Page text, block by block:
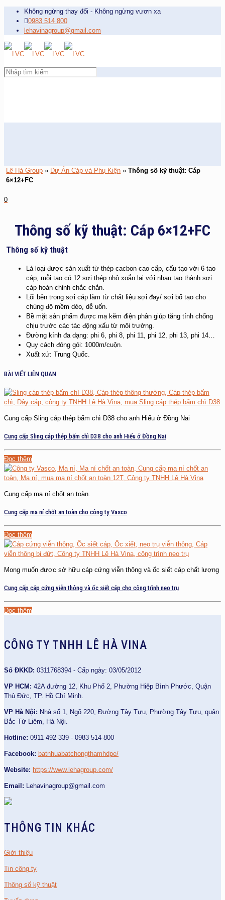
Không ngừng thay đổi - Không ngừng vươn xa
0983 514 800
lehavinagroup@gmail.com
Lê Hà Group » Dự Án Cáp và Phụ Kiện »Thông số kỹ thuật: Cáp
6×12+FC
0
Thông số kỹ thuật: Cáp 6×12+FC
Thông số kỹ thuật
Là loại được sản xuất từ thép cacbon cao cấp, cấu tạo với 6 tao
cáp, mỗi tao có 12 sợi thép nhỏ xoắn lại với nhau tạo thành sợi
cáp hoàn chỉnh chắc chắn.
Lõi bên trong sợi cáp làm từ chất liệu sợi đay/ sợi bố tạo cho
chúng độ mềm dẻo, dễ uốn.
Bề mặt sản phẩm được mạ kẽm điện phân giúp tăng tính chống
chịu trước các tác động xấu từ môi trường.
Đường kính đa dạng: phi 6, phi 8, phi 11, phi 12, phi 13, phi 14…
Quy cách đóng gói: 1000m/cuộn.
Xuất xứ: Trung Quốc.
BÀI VIẾT LIÊN QUAN
Cung cấp Sling cáp thép bấm chì D38 cho anh Hiếu ở Đồng Nai
Cung cấp Sling cáp thép bấm chì D38 cho anh Hiếu ở Đồng Nai
Đọc thêm
Cung cấp ma ní chốt an toàn.
Cung cấp ma ní chốt an toàn cho công ty Vasco
Đọc thêm
Mong muốn được sở hữu cáp cứng viễn thông và ốc siết cáp chất lượng
Cung cấp cáp cứng viễn thông và ốc siết cáp cho công trình neo trụ
Đọc thêm
CÔNG TY TNHH LÊ HÀ VINA
Số ĐKKD: 0311768394 - Cấp ngày: 03/05/2012
VP HCM: 42A đường 12, Khu Phố 2, Phường Hiệp Bình Phước, Quận
Thủ Đức, TP. Hồ Chí Minh.
VP Hà Nội: Nhà số 1, Ngõ 220, Đường Tây Tựu, Phường Tây Tựu, quận
Bắc Từ Liêm, Hà Nội.
Hotline: 0911 492 339 - 0983 514 800
Facebook: batnhuabatchongthamhdpe/
Website: https://www.lehagroup.com/
Email: Lehavinagroup@gmail.com
THÔNG TIN KHÁC
Giới thiệu
Tin công ty
Thông số kỹ thuật